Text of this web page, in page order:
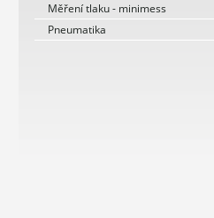
Měření tlaku - minimess
Pneumatika